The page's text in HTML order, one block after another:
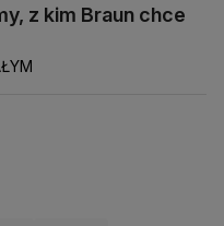
z kim Braun chce